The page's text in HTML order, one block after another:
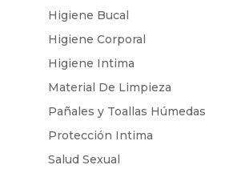
Higiene Bucal
Higiene Corporal
Higiene Intima
Material De Limpieza
Pañales y Toallas Húmedas
Protección Intima
Salud Sexual